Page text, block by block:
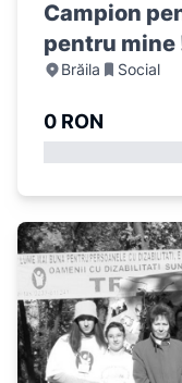
Campion
pentru mine
Brăila Social
0 RON